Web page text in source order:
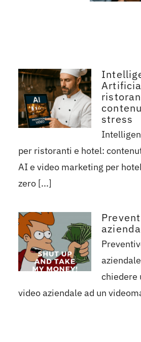
stress
per ristoranti e hotel:
AI e video marketing per
zero [...]
chiedere
video aziendale ad un